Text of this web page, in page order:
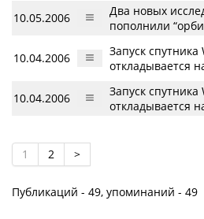
10.05.2006
Два новых
пополнили
10.04.2006
Запуск спутника
откладывается
10.04.2006
Запуск спутника
откладывается
1 2 >
Публикаций - 49, упоминаний - 49